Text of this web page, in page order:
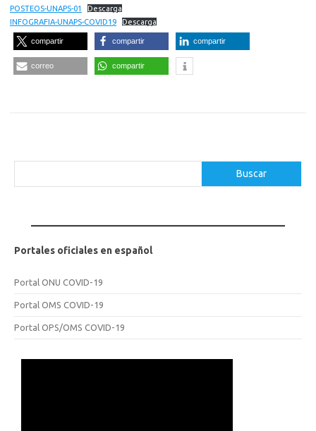
POSTEOS-UNAPS-01
Descarga
INFOGRAFIA-UNAPS-COVID19
Descarga
compartir compartir compartir
correo compartir
Buscar
Portales oficiales en español
Portal ONU COVID-19
Portal OMS COVID-19
Portal OPS/OMS COVID-19